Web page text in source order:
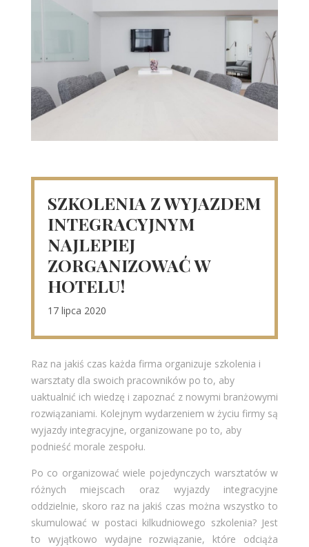
SZKOLENIA Z WYJAZDEM
INTEGRACYJNYM
NAJLEPIEJ
ZORGANIZOWAĆ W
HOTELU!
17 lipca 2020
Raz na jakiś czas każda firma organizuje szkolenia i
warsztaty dla swoich pracowników po to, aby
uaktualnić ich wiedzę i zapoznać z nowymi branżowymi
rozwiązaniami. Kolejnym wydarzeniem w życiu firmy są
wyjazdy integracyjne, organizowane po to, aby
podnieść morale zespołu.
Po co organizować wiele pojedynczych warsztatów w
różnych miejscach oraz wyjazdy integracyjne
oddzielnie, skoro raz na jakiś czas można wszystko to
skumulować w postaci kilkudniowego szkolenia? Jest
to wyjątkowo wydajne rozwiązanie, które odciąża